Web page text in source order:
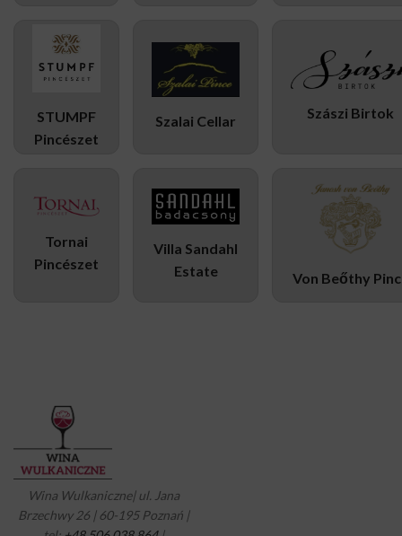
STUMPF
Pincészet
Szalai Cellar Szászi Birtok
Tornai
Pincészet
Villa Sandahl
Estate
Von Beőthy
Wina Wulkaniczne| ul. Jana
Brzechwy 26 | 60-195 Poznań |